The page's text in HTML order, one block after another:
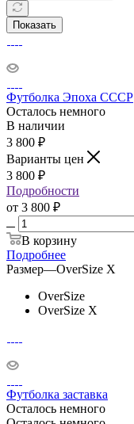
Показать
Футболка Эпоха СССР
Осталось немного
В наличии
3 800 ₽
Варианты цен
3 800 ₽
Подробности
от 3 800 ₽
В корзину
Подробнее
Размер—OverSize X
OverSize
OverSize X
Футболка заставка
Осталось немного